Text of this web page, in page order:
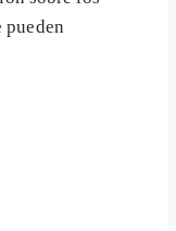
pueden